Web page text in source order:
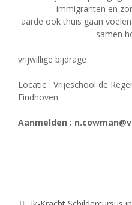
immigranten en
aarde ook thuis gaan
samen
vrijwillige bijdrage
Locatie : Vrijeschool de
Eindhoven
Aanmelden :